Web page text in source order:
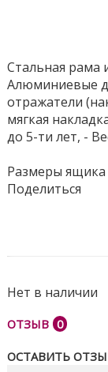
Стальная рама
Алюминиевые
отражатели
мягкая
до 5-ти лет, -
Размеры ящика
Поделиться
Нет в наличии
ОТЗЫВ 0
ОСТАВИТЬ